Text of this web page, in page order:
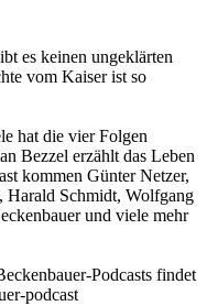
es keinen ungeklärten
vom Kaiser ist so
hat die vier Folgen
Bezzel erzählt das Leben
kommen Günter Netzer,
Harald Schmidt, Wolfgang
und viele mehr
Podcasts findet
podcast